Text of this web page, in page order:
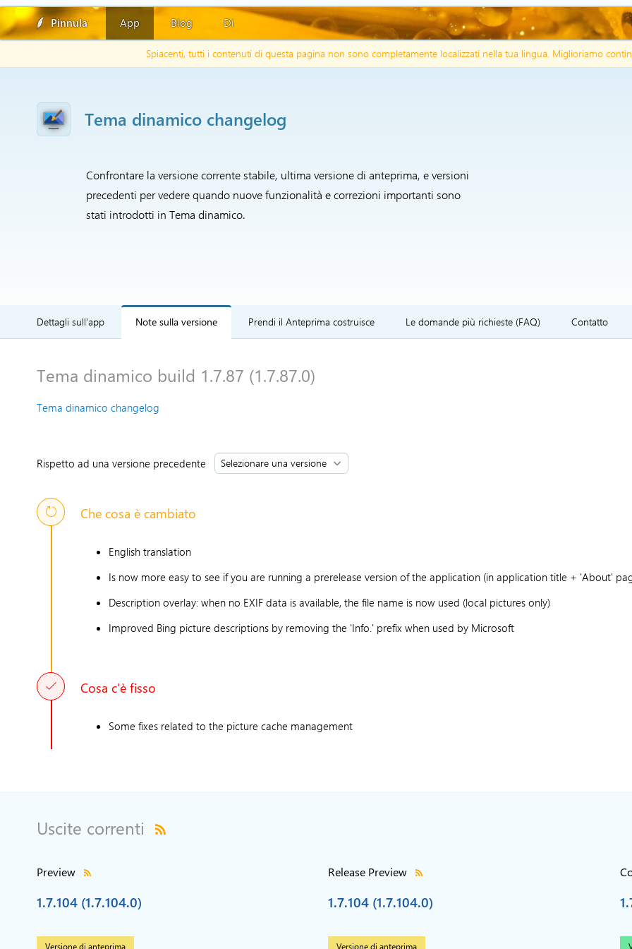
Pinnula App Blog Di
Spiacenti, tutti i contenuti di questa pagina non sono completamente localizzati nella tua lingua. Miglioriamo
Tema dinamico changelog
Confrontare la versione corrente stabile, ultima versione di anteprima, e versioni
precedenti per vedere quando nuove funzionalità e correzioni importanti sono
stati introdotti in Tema dinamico.
Dettagli sull'app Note sulla versione Prendi il Anteprima costruisce Le domande più richieste (FAQ) Contatto
Tema dinamico build 1.7.87 (1.7.87.0)
Tema dinamico changelog
Rispetto ad una versione precedente
Che cosa è cambiato
English translation
Is now more easy to see if you are running a prerelease version of the application (in application title + 'About'
Description overlay: when no EXIF data is available, the file name is now used (local pictures only)
Improved Bing picture descriptions by removing the 'Info.' prefix when used by Microsoft
Cosa c'è fisso
Some fixes related to the picture cache management
Uscite correnti
Preview
1.7.104 (1.7.104.0)
Versione di anteprima
Release Preview
1.7.104 (1.7.104.0)
Versione di anteprima